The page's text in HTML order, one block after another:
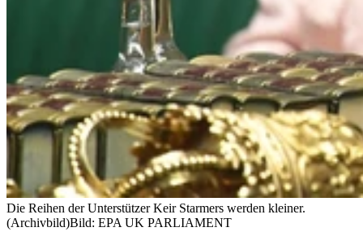
Die Reihen der Unterstützer Keir Starmers werden kleiner.
(Archivbild)Bild: EPA UK PARLIAMENT